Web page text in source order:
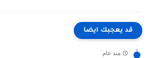
قد يعجبك ايضا
منذ عام